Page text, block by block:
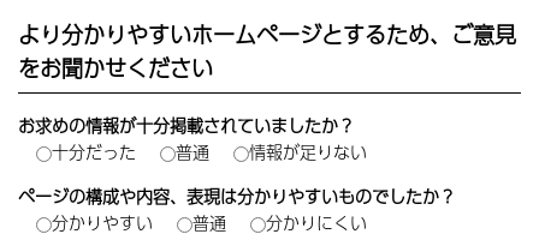
より分かりやすいホームページとするため、ご意見
をお聞かせください
お求めの情報が十分掲載されていましたか？
十分だった
普通
情報が足りない
ページの構成や内容、表現は分かりやすいものでしたか？
分かりやすい
普通
分かりにくい